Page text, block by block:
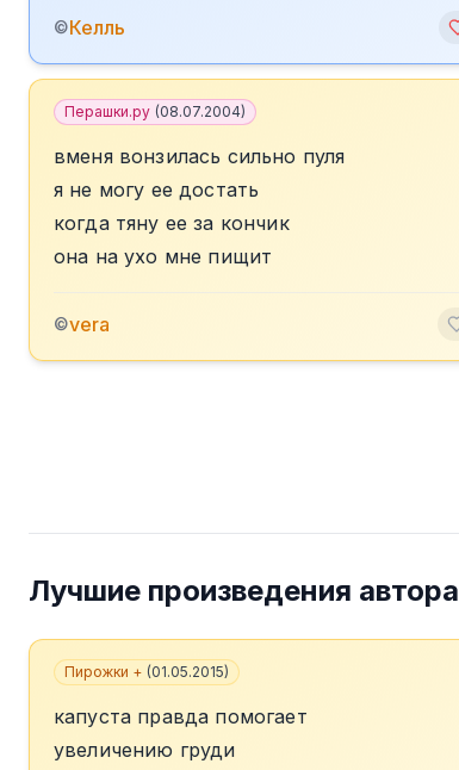
©Келль
Перашки.ру (08.07.2004)
вменя вонзилась сильно пуля
я не могу ее достать
когда тяну ее за кончик
она на ухо мне пищит
©vera
Лучшие произведения автора
Пирожки + (01.05.2015)
капуста правда помогает
увеличению груди